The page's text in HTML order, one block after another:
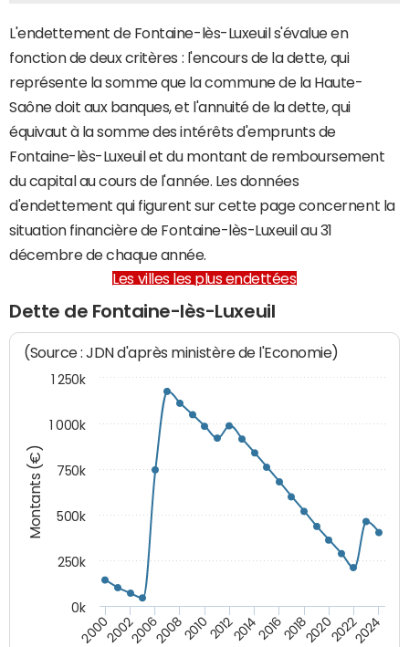
L'endettement de Fontaine-lès-Luxeuil s'évalue en
fonction de deux critères : l'encours de la dette, qui
représente la somme que la commune de la Haute-
Saône doit aux banques, et l'annuité de la dette, qui
équivaut à la somme des intérêts d'emprunts de
Fontaine-lès-Luxeuil et du montant de remboursement
du capital au cours de l'année. Les données
d'endettement qui figurent sur cette page concernent la
situation financière de Fontaine-lès-Luxeuil au 31
décembre de chaque année.
Les villes les plus endettées
Dette de Fontaine-lès-Luxeuil
Montants (€)
(Source : JDN d'après ministère de l'Economie)
200020022006200820102012201420162018202020222024
0k
250k
500k
750k
1 000k
1 250k